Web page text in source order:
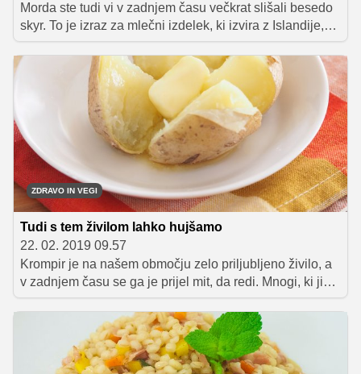
Morda ste tudi vi v zadnjem času večkrat slišali besedo
skyr. To je izraz za mlečni izdelek, ki izvira z Islandije,
kjer ga uživajo že stoletja. Poznali naj bi ga že Vikingi.
V zadnjem času je najprej postal priljubljen v ZDA, nato
se je začel širiti po svetu. Na prvi pogled deluje kot
jogurt – najpogosteje ga primerjajo prav z grškim
jogurtom – a v resnici gre za zelo mehak sir. Njegove
lastnosti so podobne mlečnim izdelkom, le da ima več
beljakovin in manj maščob.
ZDRAVO IN VEGI
Tudi s tem živilom lahko hujšamo
22. 02. 2019 09.57
Krompir je na našem območju zelo priljubljeno živilo, a
v zadnjem času se ga je prijel mit, da redi. Mnogi, ki jim
teža povzroča preglavice, so se ga začeli izogibati, a je
to povsem nepotrebno. Krompir je zdravo živilo, le
pripraviti ga je treba na pravilen način. Poleg tega tudi
ne pretiravajte s količino in ga kot vse ogljikove hidrate
pravilno kombinirajte.